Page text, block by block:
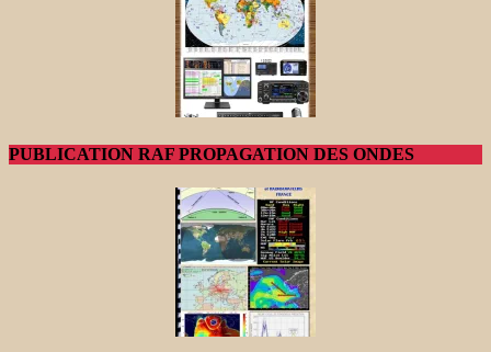
PUBLICATION RAF PROPAGATION DES ONDES